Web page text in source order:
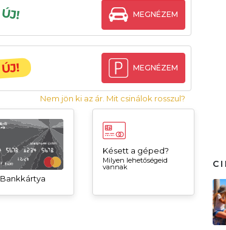
ÚJ! MEGNÉZEM
ÚJ! MEGNÉZEM
Nem jön ki az ár. Mit csinálok rosszul?
Bankkártya
Késett a géped?
Milyen lehetőségeid
vannak